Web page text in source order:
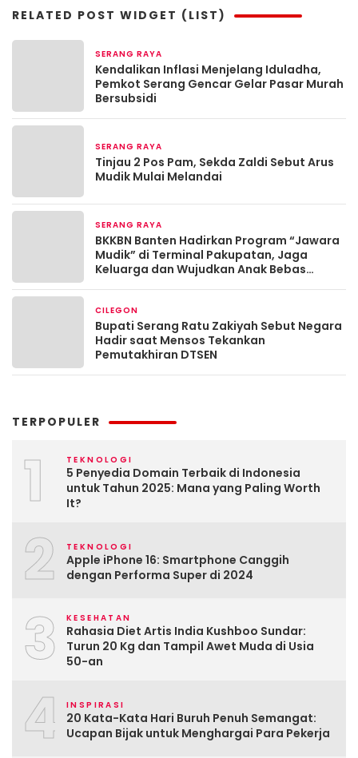
RELATED POST WIDGET (LIST)
SERANG RAYA
Kendalikan Inflasi Menjelang Iduladha,
Pemkot Serang Gencar Gelar Pasar Murah
Bersubsidi
SERANG RAYA
Tinjau 2 Pos Pam, Sekda Zaldi Sebut Arus
Mudik Mulai Melandai
SERANG RAYA
BKKBN Banten Hadirkan Program “Jawara
Mudik” di Terminal Pakupatan, Jaga
Keluarga dan Wujudkan Anak Bebas
CILEGON
Bupati Serang Ratu Zakiyah Sebut Negara
Hadir saat Mensos Tekankan
Pemutakhiran DTSEN
TERPOPULER
1 TEKNOLOGI
5 Penyedia Domain Terbaik di Indonesia
untuk Tahun 2025: Mana yang Paling Worth
It?
2 TEKNOLOGI
Apple iPhone 16: Smartphone Canggih
dengan Performa Super di 2024
3 KESEHATAN
Rahasia Diet Artis India Kushboo Sundar:
Turun 20 Kg dan Tampil Awet Muda di Usia
50-an
4 INSPIRASI
20 Kata-Kata Hari Buruh Penuh Semangat:
Ucapan Bijak untuk Menghargai Para Pekerja